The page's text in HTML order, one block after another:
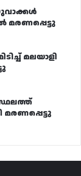
മരണപ്പെട്ടു
മലയാളി